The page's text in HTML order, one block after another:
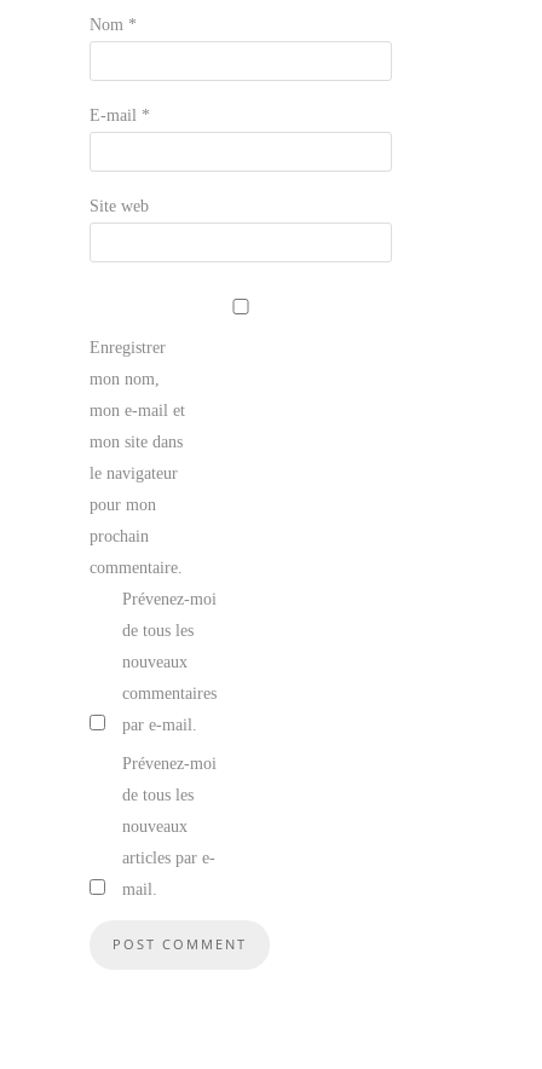
Nom *
E-mail *
Site web
Enregistrer
mon nom,
mon e-mail et
mon site dans
le navigateur
pour mon
prochain
commentaire.
Prévenez-moi
de tous les
nouveaux
commentaires
par e-mail.
Prévenez-moi
de tous les
nouveaux
articles par e-
mail.